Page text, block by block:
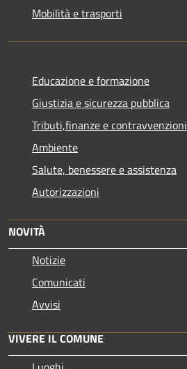
Mobilità e trasporti
Educazione e formazione
Giustizia e sicurezza pubblica
Tributi,finanze e contravvenzioni
Ambiente
Salute, benessere e assistenza
Autorizzazioni
NOVITÀ
Notizie
Comunicati
Avvisi
VIVERE IL COMUNE